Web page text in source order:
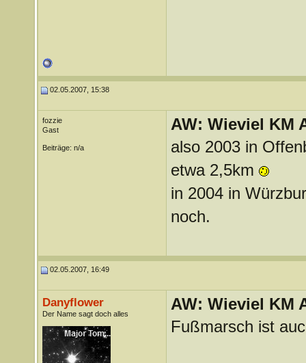
02.05.2007, 15:38
fozzie
Gast
Beiträge: n/a
AW: Wieviel KM
also 2003 in
etwa 2,5km
in 2004 in
noch.
02.05.2007, 16:49
Danyflower
Der Name sagt doch alles
AW: Wieviel KM
Fußmarsch ist